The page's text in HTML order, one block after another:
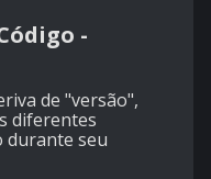
-
de "versão",
diferentes
durante seu